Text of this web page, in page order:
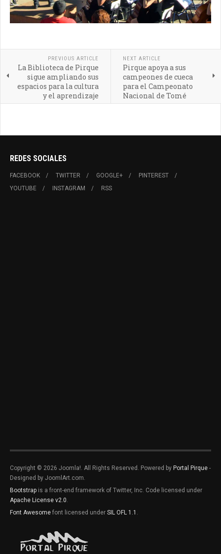
PREVIOUS ARTICLE
La Biblioteca de Pirque
sigue ampliando sus
espacios para la cultura
y el aprendizaje
NEXT ARTICLE
Pirque apoya a sus
campeones de cueca
para el Campeonato
Nacional de Tomé
REDES SOCIALES
FACEBOOK TWITTER GOOGLE+
PINTEREST
YOUTUBE
INSTAGRAM RSS
Copyright © 2026 Joomla!. All Rights Reserved. Powered by Portal Pirque -
Designed by JoomlArt.com.
Bootstrap is a front-end framework of Twitter, Inc. Code licensed under
Apache License v2.0.
Font Awesome font licensed under SIL OFL 1.1 .